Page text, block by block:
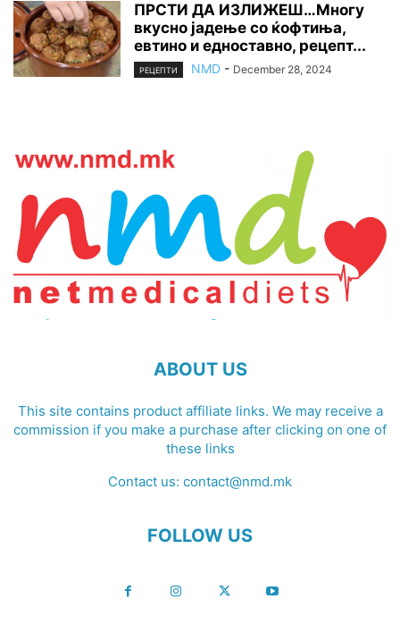
ПРСТИ ДА ИЗЛИЖЕШ…Многу
вкусно јадење со ќофтиња,
евтино и едноставно, рецепт...
РЕЦЕПТИ NMD - December 28, 2024
ABOUT US
This site contains product affiliate links. We may receive a
commission if you make a purchase after clicking on one of
these links
Contact us: contact@nmd.mk
FOLLOW US